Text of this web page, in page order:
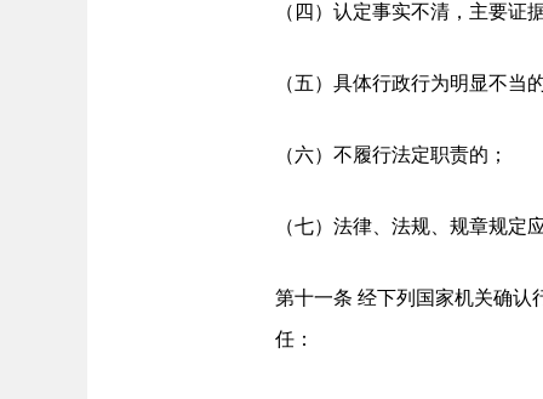
（四）认定事实不清，主要证
（五）具体行政行为明显不当
（六）不履行法定职责的；
（七）法律、法规、规章规定
第十一条 经下列国家机关确认
任：